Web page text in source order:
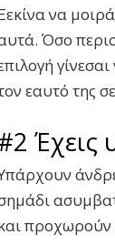
να
Όσο
εαυτό της
Έχεις
προχωρούν